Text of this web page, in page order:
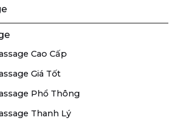
Cao Cấp
Giá Tốt
Phổ Thông
Thanh Lý